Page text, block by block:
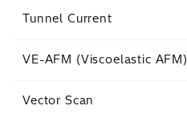
Tunnel Current
VE-AFM (Viscoelastic AFM)
Vector Scan